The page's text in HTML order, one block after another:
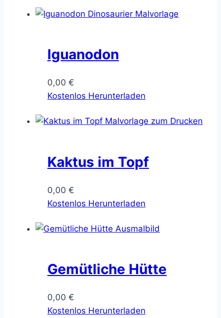
Iguanodon
0,00 €
Kostenlos Herunterladen
Kaktus im Topf
0,00 €
Kostenlos Herunterladen
Gemütliche Hütte
0,00 €
Kostenlos Herunterladen